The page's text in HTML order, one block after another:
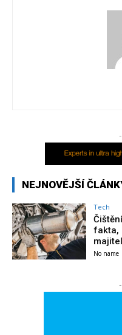
NEJNOVĚJŠÍ
Tech
fakta,
No name